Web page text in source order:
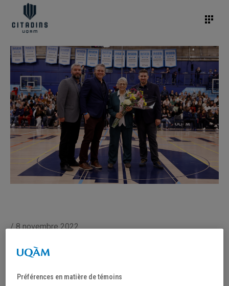
/8 novembre 2022
HOMMAGE À OLGA
HRYCAK
Préférences en matière de témoins